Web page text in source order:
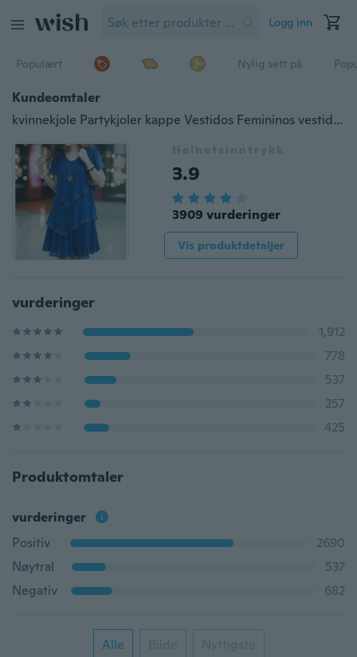
Logg inn
Populært Nylig sett på
Kundeomtaler
kvinnekjole Partykjoler kappe Vestidos Femininos vestido de festa sexy 2016 ny stil Sommerkjole Pluss størrelse kvinneklær S-5XL
Helhetsinntrykk
3.9
3909 vurderinger
Vis produktdetaljer
vurderinger
1,912
778
537
257
425
Produktomtaler
vurderinger
Positiv
2690
Nøytral
537
Negativ
682
Alle Bilde Nyttigste